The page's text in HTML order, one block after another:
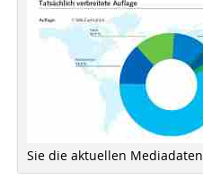
Sie die aktuellen Mediadaten